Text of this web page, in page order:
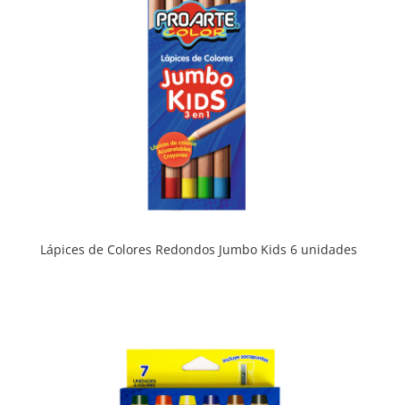
Lápices de Colores Redondos Jumbo Kids 6 unidades